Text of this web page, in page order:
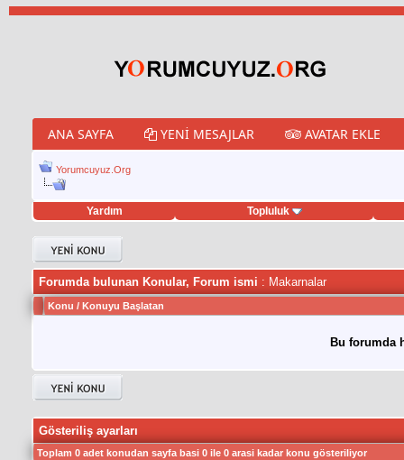
ANA SAYFA YENI MESAJLAR AVATAR EKLE
Yorumcuyuz.Org
Yardım Topluluk
hilesi
Forumda bulunan Konular, Forum ismi : Makarnalar
Konu / Konuyu Başlatan
Bu forumda
Gösteriliş ayarları
Toplam 0 adet konudan sayfa basi 0 ile 0 arasi kadar konu gösteriliyor